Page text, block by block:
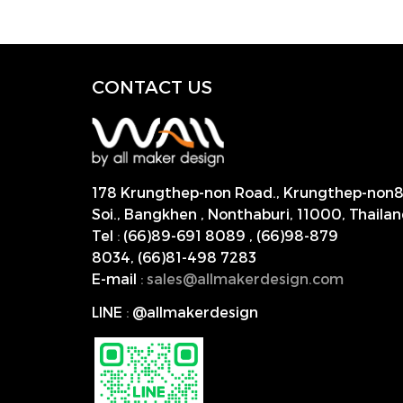
CONTACT US
178 Krungthep-non Road., Krungthep-non8
Soi., Bangkhen , Nonthaburi, 11000,
Tel : (66)89-691 8089 , (66)98-879
8034, (66)81-498 7283
E-mail : sales@allmakerdesign.com
LINE : @allmakerdesign